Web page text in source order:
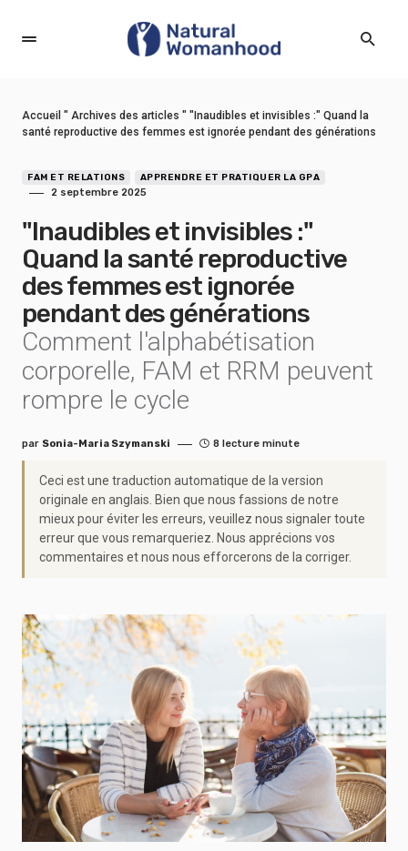
Accueil " Archives des articles " "Inaudibles et invisibles :" Quand la
santé reproductive des femmes est ignorée pendant des générations
FAM ET RELATIONS APPRENDRE ET PRATIQUER LA GPA
2 septembre 2025
"Inaudibles et invisibles :"
Quand la santé reproductive
des femmes est ignorée
pendant des générations
Comment l'alphabétisation
corporelle, FAM et RRM peuvent
rompre le cycle
par Sonia-Maria Szymanski 8 lecture minute
Ceci est une traduction automatique de la version
originale en anglais. Bien que nous fassions de notre
mieux pour éviter les erreurs, veuillez nous signaler toute
erreur que vous remarqueriez. Nous apprécions vos
commentaires et nous nous efforcerons de la corriger.